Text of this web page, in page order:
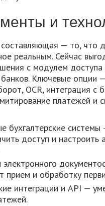
и
составляющая — то, что
реальным. Сейчас
с модулем
банков. Ключевые опции
OCR, интеграция с
платежей и
бухгалтерские
доступ и настроить
электронного
прием и обработку
интеграции и API —